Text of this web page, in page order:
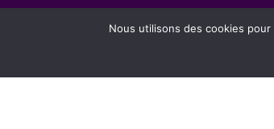
Nous utilisons des cookies